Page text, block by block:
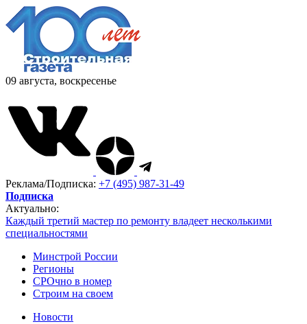
09 августа, воскресенье
Реклама/Подписка: +7 (495) 987-31-49
Подписка
Актуально:
Каждый третий мастер по ремонту владеет несколькими
специальностями
Минстрой России
Регионы
СРОчно в номер
Строим на своем
Новости